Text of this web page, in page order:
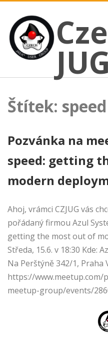
content
Czech
CZECH JAVA USER GROUP
JUG
Štítek: speed
Pozvánka na
speed: getting
modern
Ahoj, vrámci CZJUG vás
pořádaný firmou Azul
getting the most out of
Středa, 15.6. v 18:30 Kde:
Na Perštýně 342/1, Praha
https://www.meetup.com/
meetup-group/events/